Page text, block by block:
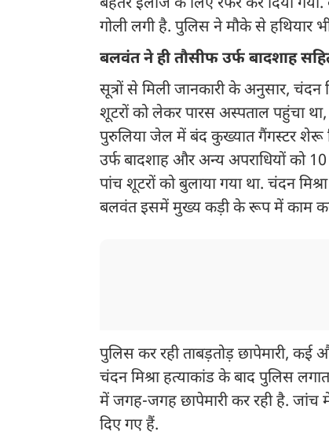
गोली लगी है. पुलिस ने मौके से हथियार
बलवंत ने ही तौसीफ उर्फ बादशाह
सूत्रों से मिली जानकारी के अनुसार, चंदन
शूटरों को लेकर पारस अस्पताल पहुंचा
पुरुलिया जेल में बंद कुख्यात गैंगस्टर शेरू
उर्फ बादशाह और अन्य अपराधियों को
पांच शूटरों को बुलाया गया था. चंदन
बलवंत इसमें मुख्य कड़ी के रूप में काम कर
पुलिस कर रही ताबड़तोड़ छापेमारी, कई
चंदन मिश्रा हत्याकांड के बाद पुलिस
में जगह-जगह छापेमारी कर रही है. जांच
दिए गए हैं.